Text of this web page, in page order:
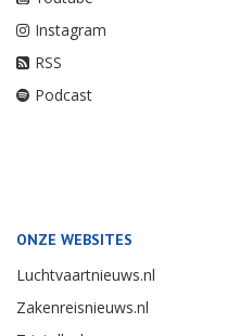
Instagram
RSS
Podcast
ONZE WEBSITES
Luchtvaartnieuws.nl
Zakenreisnieuws.nl